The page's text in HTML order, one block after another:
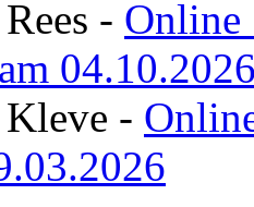
Rees - Online
Kleve -